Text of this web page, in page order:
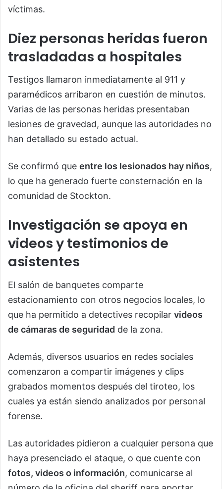
víctimas.
Diez personas heridas fueron
trasladadas a hospitales
Testigos llamaron inmediatamente al 911 y
paramédicos arribaron en cuestión de minutos.
Varias de las personas heridas presentaban
lesiones de gravedad, aunque las autoridades no
han detallado su estado actual.
Se confirmó que entre los lesionados hay niños,
lo que ha generado fuerte consternación en la
comunidad de Stockton.
Investigación se apoya en
videos y testimonios de
asistentes
El salón de banquetes comparte
estacionamiento con otros negocios locales, lo
que ha permitido a detectives recopilar videos
de cámaras de seguridad de la zona.
Además, diversos usuarios en redes sociales
comenzaron a compartir imágenes y clips
grabados momentos después del tiroteo, los
cuales ya están siendo analizados por personal
forense.
Las autoridades pidieron a cualquier persona que
haya presenciado el ataque, o que cuente con
fotos, videos o información, comunicarse al